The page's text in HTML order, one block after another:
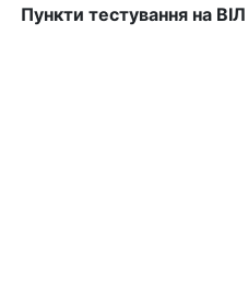
Пункти тестування на ВІЛ